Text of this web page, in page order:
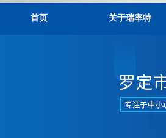
首页 关于瑞率特